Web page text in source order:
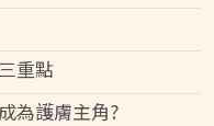
重點
為護膚主角?